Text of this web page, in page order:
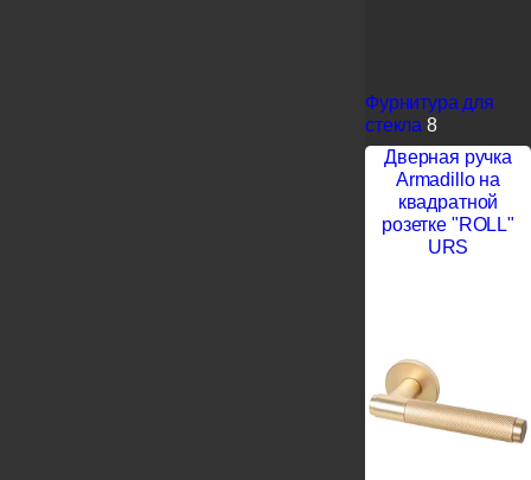
Фурнитура для
стекла 8
Дверная ручка
Armadillo на
квадратной
розетке "ROLL"
URS